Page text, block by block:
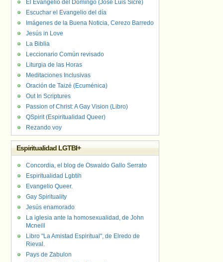
El Evangelio del Domingo (José Luis Sicre)
Escuchar el Evangelio del día
Imágenes de la Buena Noticia, Cerezo Barredo
Jesús in Love
La Biblia
Leccionario Común revisado
Liturgia de las Horas
Meditaciones Inclusivas
Oración de Taizé (Ecuménica)
Out In Scriptures
Passion of Christ: A Gay Vision (Libro)
QSpirit (Espiritualidad Queer)
Rezando voy
Espiritualidad LGTBI+
Concordia, el blog de Oswaldo Gallo Serrato
Espiritualidad Lgbtih
Evangelio Queer.
Gay Spirituality
Jesús enamorado
La iglesia ante la homosexualidad, de John
Mcneill
Libro "La Amistad Espiritual", de Elredo de
Rieval.
Pays de Zabulon